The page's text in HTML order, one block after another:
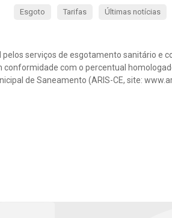
Esgoto Tarifas Últimas notícias
serviços de esgotamento sanitário e
com o percentual
de Saneamento (ARIS-CE, site: